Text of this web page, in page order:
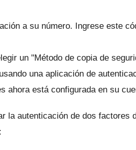
a su número.
Ingrese este
un "Método de copia de
una aplicación de
ahora está configurada en su
la autenticación de dos factores